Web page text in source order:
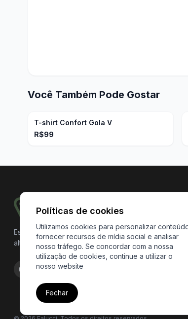
Você Também Pode Gostar
T-shirt Confort Gola V
R$99
Especialistas em oferecer roupas básicas de
alta qualidade e extremo conforto para você.